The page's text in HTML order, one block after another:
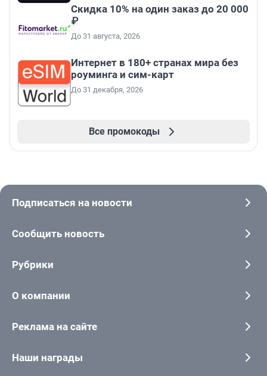
Скидка 10% на один заказ до 20 000
₽
До 31 августа, 2026
Интернет в 180+ странах мира без
роуминга и сим-карт
До 31 декабря, 2026
Все промокоды
Подписаться на новости
Сообщить новость
Рубрики
О компании
Реклама на сайте
Наши награды